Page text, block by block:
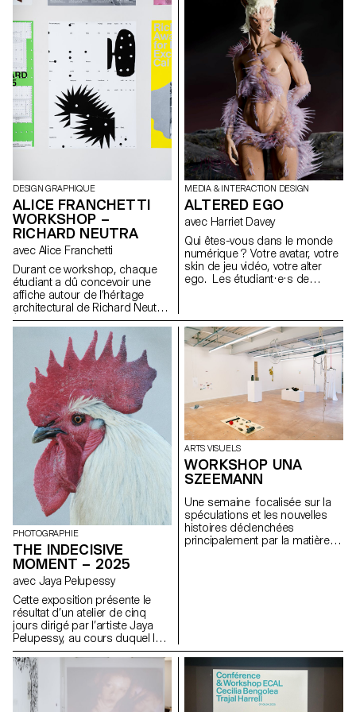
format numérique des réseaux
sociaux, créant ainsi une
identité cohérente et
reconnaissable pour le festival.
DESIGN GRAPHIQUE
ALICE FRANCHETTI
WORKSHOP –
RICHARD NEUTRA
avec Alice Franchetti
Durant ce workshop, chaque
étudiant a dû concevoir une
affiche autour de l’héritage
architectural de Richard Neutra.
À partir de sa pensée
moderniste et de ses principes
formels — lignes épurées,
transparence, géométrie
rigoureuse, intégration
paysagère — chaque élève a
réinterprété visuellement ses
idées dans un format
graphique en 2D.
MEDIA & INTERACTION DESIGN
ALTERED EGO
avec Harriet Davey
Qui êtes-vous dans le monde
numérique ? Votre avatar, votre
skin de jeu vidéo, votre alter
ego. Les étudiant·e·s de
des logicials Daz, Blender et
de la VR leur a permis
d'explorer une autre
personnalité ou expression à
travers le soi numérique.
PHOTOGRAPHIE
THE INDECISIVE
MOMENT – 2025
avec Jaya Pelupessy
Cette exposition présente le
résultat d’un atelier de cinq
jours dirigé par l’artiste Jaya
Pelupessy, au cours duquel les
étudiant·es ont exploré le
terrain instable entre création et
reproduction. À travers des
expérimentations pratiques
avec différentes méthodes de
ARTS VISUELS
WORKSHOP UNA
SZEEMANN
Une semaine focalisée sur la
spéculations et les nouvelles
histoires déclenchées
principalement par la matière